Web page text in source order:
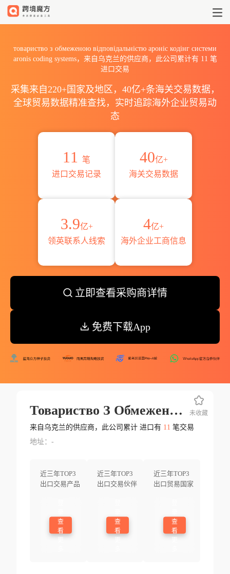
товариство з обмеженою вiдповiдальнiстю ароніс кодінг системи
aronis coding systems，来自乌克兰的供应商，此公司累计有 11 笔
进口交易
采集来自220+国家及地区，40亿+条海关交易数据，
全球贸易数据精准查找，实时追踪海外企业贸易动
态
11
笔
进口交易记录
40亿+
海关交易数据
3.9亿+
领英联系人线索
4亿+
海外企业工商信息
立即查看采购商详情
免费下载App
Товариство З Обмеженою Вiдповiдальнiстю Ароніс Кодінг Системи Aronis Coding Systems
来自乌克兰的供应商，此公司累计 进口有 11 笔交易
地址：-
近三年TOP3
出口交易产品
查
看
近三年TOP3
出口交易伙伴
查
看
近三年TOP3
出口贸易国家
查
看
未收藏